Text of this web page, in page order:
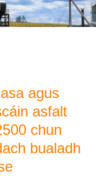
agus
asfalt
chun
bualadh